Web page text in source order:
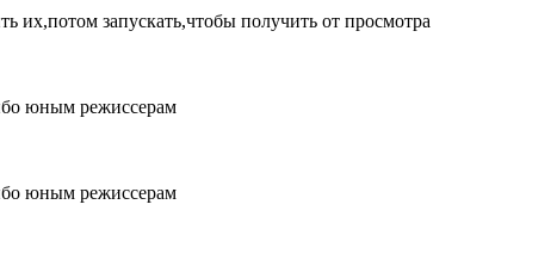
их,потом запускать,чтобы получить от просмотра
юным режиссерам
юным режиссерам